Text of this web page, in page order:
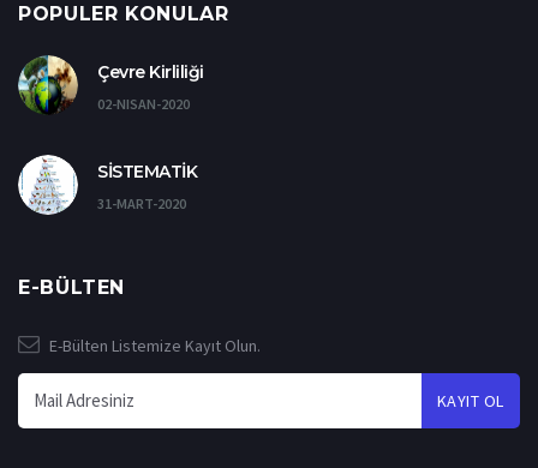
POPULER KONULAR
Çevre Kirliliği
02-NISAN-2020
SİSTEMATİK
31-MART-2020
E-BÜLTEN
E-Bülten Listemize Kayıt Olun.